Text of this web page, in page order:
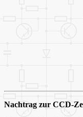
Nachtrag zur CCD-